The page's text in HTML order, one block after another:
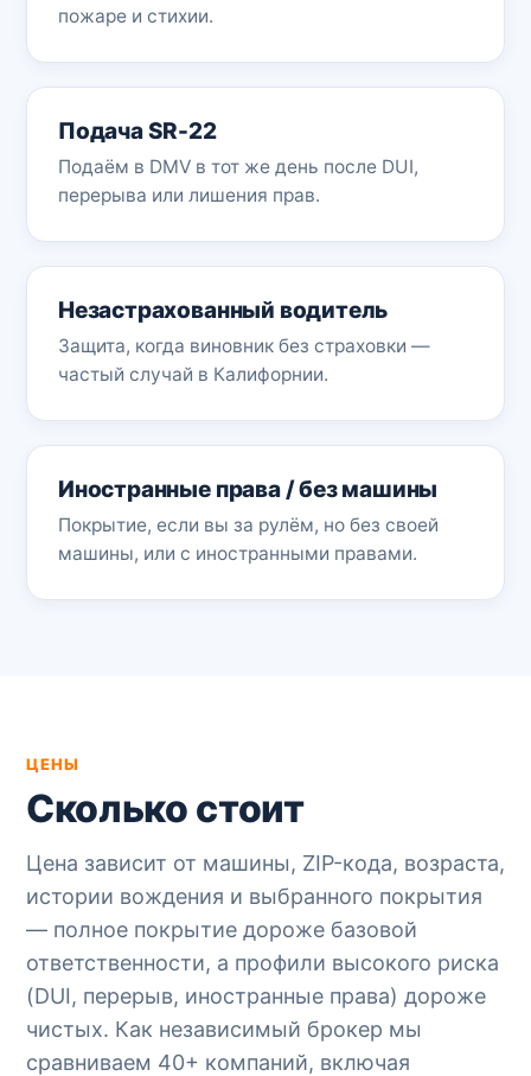
пожаре и стихии.
Подача SR-22
Подаём в DMV в тот же день после DUI,
перерыва или лишения прав.
Незастрахованный водитель
Защита, когда виновник без страховки —
частый случай в Калифорнии.
Иностранные права / без машины
Покрытие, если вы за рулём, но без своей
машины, или с иностранными правами.
ЦЕНЫ
Сколько стоит
Цена зависит от машины, ZIP-кода, возраста,
истории вождения и выбранного покрытия
— полное покрытие дороже базовой
ответственности, а профили высокого риска
(DUI, перерыв, иностранные права) дороже
чистых. Как независимый брокер мы
сравниваем 40+ компаний, включая